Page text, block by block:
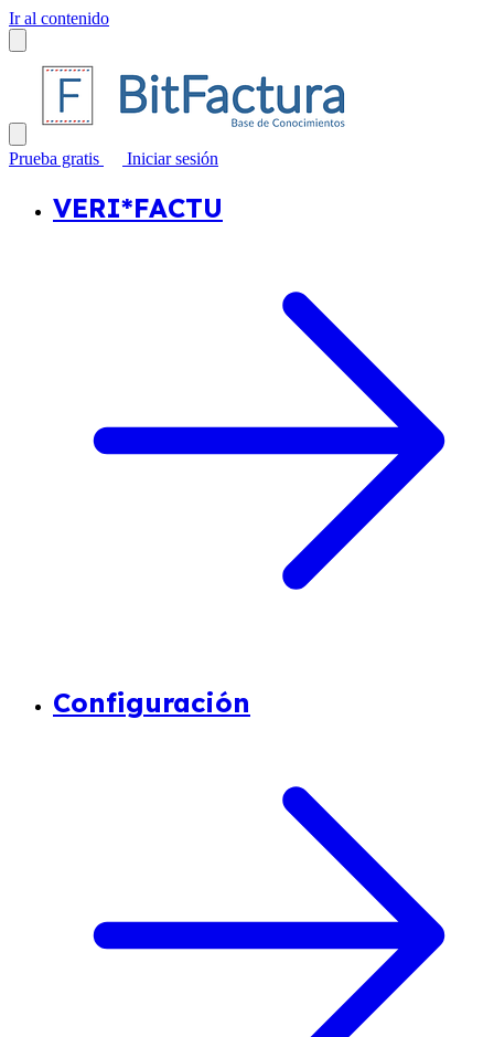
Ir al contenido
Prueba gratis Iniciar sesión
VERI*FACTU
Configuración